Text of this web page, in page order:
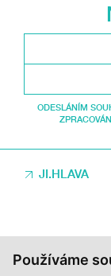
Používáme
ODESLÁNÍM
JI.HLAVA